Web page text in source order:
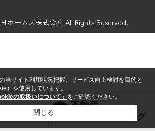
ホームズ株式会社 All Rights Reserved.
賃貸経営
不動産
コンサルティング
当サイト利用状況把握、サービス向上検討を目的と
）を使用しています。
の取扱いについて」 をご確認ください。
閉じる